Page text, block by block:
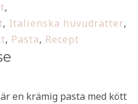
,
, Italienska huvudrätter,
, Pasta, Recept
en krämig pasta med kött